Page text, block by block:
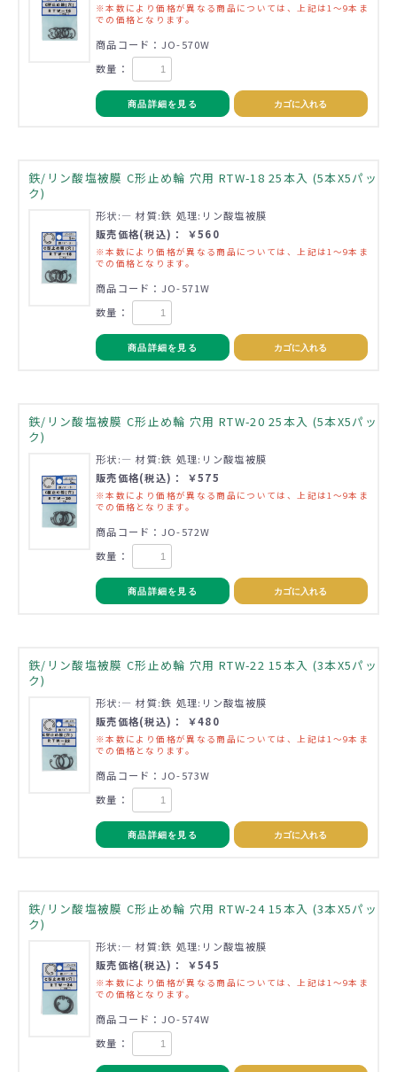
※本数により価格が異なる商品については、上記は1～9本ま
での価格となります。
商品コード：JO-570W
数量：
商品詳細を見る カゴに入れる
鉄/リン酸塩被膜 C形止め輪 穴用 RTW-18 25本入 (5本X5パッ
ク)
形状:― 材質:鉄 処理:リン酸塩被膜
販売価格(税込)： ￥560
※本数により価格が異なる商品については、上記は1～9本ま
での価格となります。
商品コード：JO-571W
数量：
商品詳細を見る カゴに入れる
鉄/リン酸塩被膜 C形止め輪 穴用 RTW-20 25本入 (5本X5パッ
ク)
形状:― 材質:鉄 処理:リン酸塩被膜
販売価格(税込)： ￥575
※本数により価格が異なる商品については、上記は1～9本ま
での価格となります。
商品コード：JO-572W
数量：
商品詳細を見る カゴに入れる
鉄/リン酸塩被膜 C形止め輪 穴用 RTW-22 15本入 (3本X5パッ
ク)
形状:― 材質:鉄 処理:リン酸塩被膜
販売価格(税込)： ￥480
※本数により価格が異なる商品については、上記は1～9本ま
での価格となります。
商品コード：JO-573W
数量：
商品詳細を見る カゴに入れる
鉄/リン酸塩被膜 C形止め輪 穴用 RTW-24 15本入 (3本X5パッ
ク)
形状:― 材質:鉄 処理:リン酸塩被膜
販売価格(税込)： ￥545
※本数により価格が異なる商品については、上記は1～9本ま
での価格となります。
商品コード：JO-574W
数量：